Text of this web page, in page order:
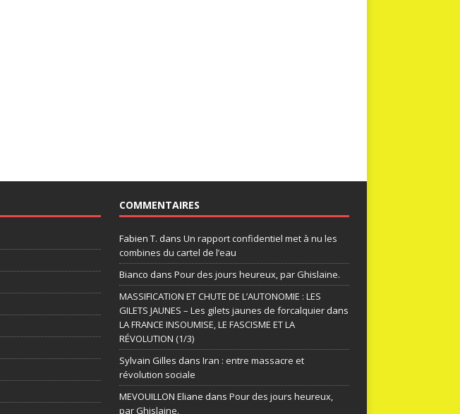
COMMENTAIRES
Fabien T. dans Un rapport confidentiel met à nu les
combines du cartel de l’eau
Bianco dans Pour des jours heureux, par Ghislaine.
MASSIFICATION ET CHUTE DE L’AUTONOMIE : LES
GILETS JAUNES – Les gilets jaunes de forcalquierdans
LA FRANCE INSOUMISE, LE FASCISME ET LA
RÉVOLUTION (1/3)
Sylvain Gilles dans Iran : entre massacre et
révolution sociale
MEVOUILLON Eliane dans Pour des jours heureux,
par Ghislaine.